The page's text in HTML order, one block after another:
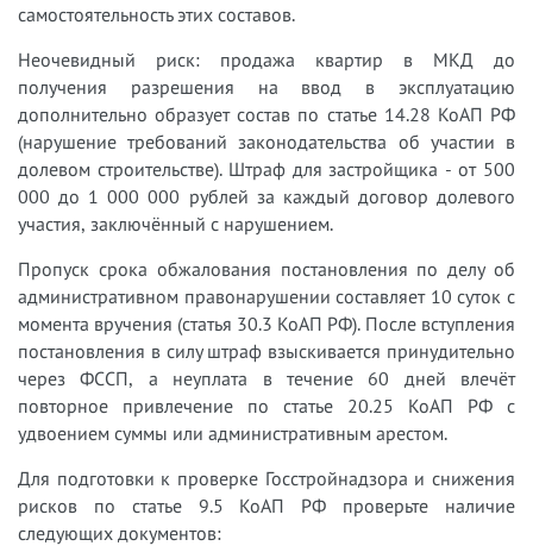
самостоятельность этих составов.
Неочевидный риск: продажа квартир в МКД до
получения разрешения на ввод в эксплуатацию
дополнительно образует состав по статье 14.28 КоАП РФ
(нарушение требований законодательства об участии в
долевом строительстве). Штраф для застройщика - от 500
000 до 1 000 000 рублей за каждый договор долевого
участия, заключённый с нарушением.
Пропуск срока обжалования постановления по делу об
административном правонарушении составляет 10 суток с
момента вручения (статья 30.3 КоАП РФ). После вступления
постановления в силу штраф взыскивается принудительно
через ФССП, а неуплата в течение 60 дней влечёт
повторное привлечение по статье 20.25 КоАП РФ с
удвоением суммы или административным арестом.
Для подготовки к проверке Госстройнадзора и снижения
рисков по статье 9.5 КоАП РФ проверьте наличие
следующих документов: